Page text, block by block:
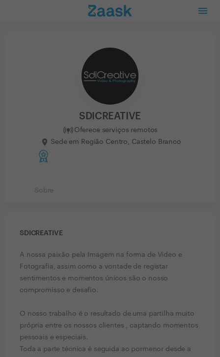
SDICREATIVE
Oferece serviços remotos
Sede em Região Centro, Castelo Branco
Sobre
SDICREATIVE
A nossa paixão pela Imagem na forma de Vídeo e
Fotografia, assim como a vontade de registar
sentimentos e momentos únicos são o nosso
compromisso e desafio.
O nosso trabalho é o resultado de uma partilha muito
própria entre os nossos clientes , captando momentos
pessoais e especiais.
Toda a parte técnica é seguida ao pormenor desde a